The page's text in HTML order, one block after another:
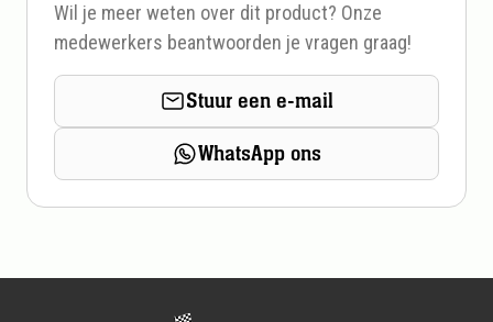
Wil je meer weten over dit product? Onze
medewerkers beantwoorden je vragen graag!
Stuur een e-mail
WhatsApp ons